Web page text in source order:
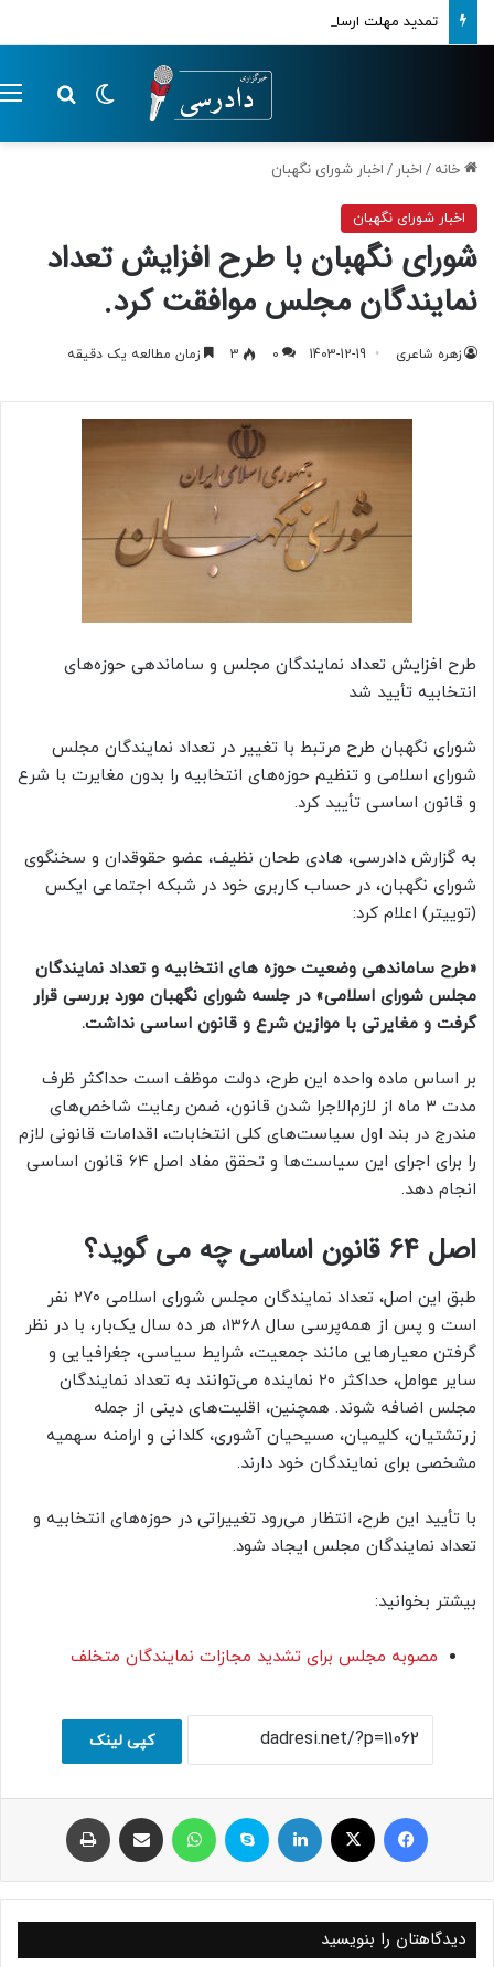
تمدید مهلت ارسال اظهارنامه‌های مالیاتی تا پایان تابستان 1405
تغییر پوسته
خانه / اخبار / اخبار شورای نگهبان
اخبار شورای نگهبان
شورای نگهبان با طرح افزایش تعداد
نمایندگان مجلس موافقت کرد.
زهره شاعری 1403-12-19
0
3 زمان مطالعه یک دقیقه
طرح افزایش تعداد نمایندگان مجلس و ساماندهی حوزه‌های
انتخابیه تأیید شد
شورای نگهبان طرح مرتبط با تغییر در تعداد نمایندگان مجلس
شورای اسلامی و تنظیم حوزه‌های انتخابیه را بدون مغایرت با شرع
و قانون اساسی تأیید کرد.
به گزارش دادرسی، هادی طحان نظیف، عضو حقوقدان و سخنگوی
شورای نگهبان، در حساب کاربری خود در شبکه اجتماعی ایکس
(توییتر) اعلام کرد:
«طرح ساماندهی وضعیت حوزه های انتخابیه و تعداد نمایندگان
مجلس شورای اسلامی» در جلسه شورای نگهبان مورد بررسی قرار
گرفت و مغایرتی با موازین شرع و قانون اساسی نداشت.
بر اساس ماده واحده این طرح، دولت موظف است حداکثر ظرف
مدت ۳ ماه از لازم‌الاجرا شدن قانون، ضمن رعایت شاخص‌های
مندرج در بند اول سیاست‌های کلی انتخابات، اقدامات قانونی لازم
را برای اجرای این سیاست‌ها و تحقق مفاد اصل ۶۴ قانون اساسی
انجام دهد.
اصل 64 قانون اساسی چه می گوید؟
طبق این اصل، تعداد نمایندگان مجلس شورای اسلامی ۲۷۰ نفر
است و پس از همه‌پرسی سال ۱۳۶۸، هر ده سال یک‌بار، با در نظر
گرفتن معیارهایی مانند جمعیت، شرایط سیاسی، جغرافیایی و
سایر عوامل، حداکثر ۲۰ نماینده می‌توانند به تعداد نمایندگان
مجلس اضافه شوند. همچنین، اقلیت‌های دینی از جمله
زرتشتیان، کلیمیان، مسیحیان آشوری، کلدانی و ارامنه سهمیه
مشخصی برای نمایندگان خود دارند.
با تأیید این طرح، انتظار می‌رود تغییراتی در حوزه‌های انتخابیه و
تعداد نمایندگان مجلس ایجاد شود.
بیشتر بخوانید:
مصوبه مجلس برای تشدید مجازات نمایندگان متخلف
کپی لینک
فیسبوک ایکس لینکداین اسکایپ واتس آپ اشتراک با ایمیل
دیدگاهتان را بنویسید